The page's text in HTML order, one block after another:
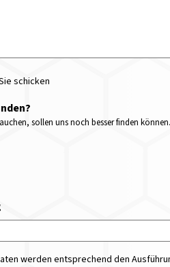
schicken
sollen uns noch besser finden
werden entsprechend den